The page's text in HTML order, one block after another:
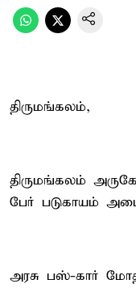
திருமங்கலம்,
திருமங்கலம்
பேர் படுகாயம்
அரசு பஸ்-கார்